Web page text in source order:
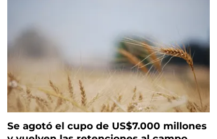
Se agotó el cupo de US$7.000 millones